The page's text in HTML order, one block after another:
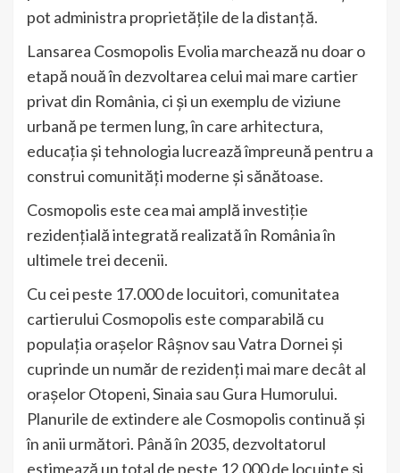
pot administra proprietățile de la distanță.
Lansarea Cosmopolis Evolia marchează nu doar o
etapă nouă în dezvoltarea celui mai mare cartier
privat din România, ci și un exemplu de viziune
urbană pe termen lung, în care arhitectura,
educația și tehnologia lucrează împreună pentru a
construi comunități moderne și sănătoase.
Cosmopolis este cea mai amplă investiție
rezidențială integrată realizată în România în
ultimele trei decenii.
Cu cei peste 17.000 de locuitori, comunitatea
cartierului Cosmopolis este comparabilă cu
populația orașelor Râșnov sau Vatra Dornei și
cuprinde un număr de rezidenți mai mare decât al
orașelor Otopeni, Sinaia sau Gura Humorului.
Planurile de extindere ale Cosmopolis continuă și
în anii următori. Până în 2035, dezvoltatorul
estimează un total de peste 12.000 de locuinţe și